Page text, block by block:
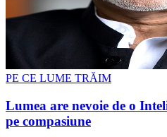
PE CE LUME TRĂIM
Lumea are nevoie de o
pe compasiune